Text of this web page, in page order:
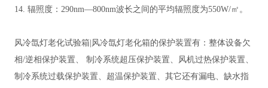
14. 辐照度：290nm—800nm波长之间的平均辐照度为550W/㎡ 。
风冷氙灯老化试验箱 |风冷氙灯老化箱的保护装置有：整体设备欠
相/逆相保护装置、 制冷系统超压保护装置、风机过热保护装置、
制冷系统过载保护装置、超温保护装置、其它还有漏电、缺水指